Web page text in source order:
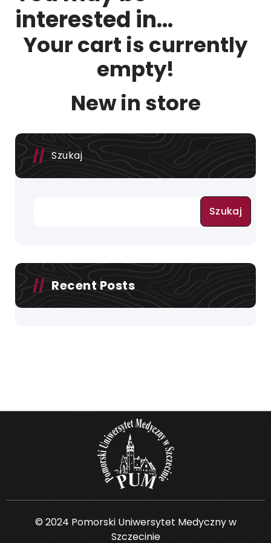
interested in…
Your cart is currently
empty!
New in store
Szukaj
Szukaj
Recent Posts
© 2024 Pomorski Uniwersytet Medyczny w
Szczecinie